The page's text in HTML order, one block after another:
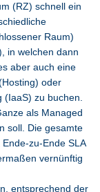
(RZ) schnell ein
Raum)
in welchen dann
aber auch eine
oder
zu buchen.
als Managed
soll. Die gesamte
zu-Ende SLA
vernünftig
entsprechend der